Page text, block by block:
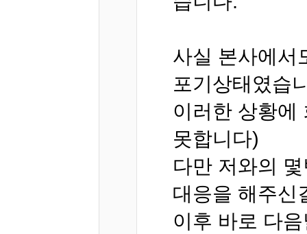
사실 본사에서
포기상태였습
이러한 상황에
못합니다)
다만 저와의
대응을 해주신
이후 바로 다